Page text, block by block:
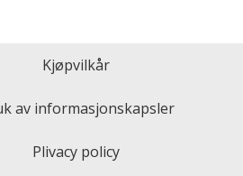
Kjøpvilkår
av informasjonskapsler
Plivacy policy